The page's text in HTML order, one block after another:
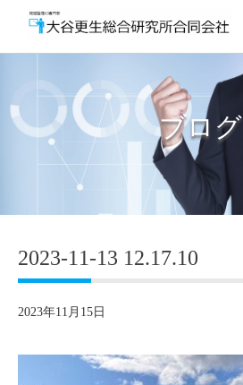
ブログ
2023-11-13 12.17.10
2023年11月15日